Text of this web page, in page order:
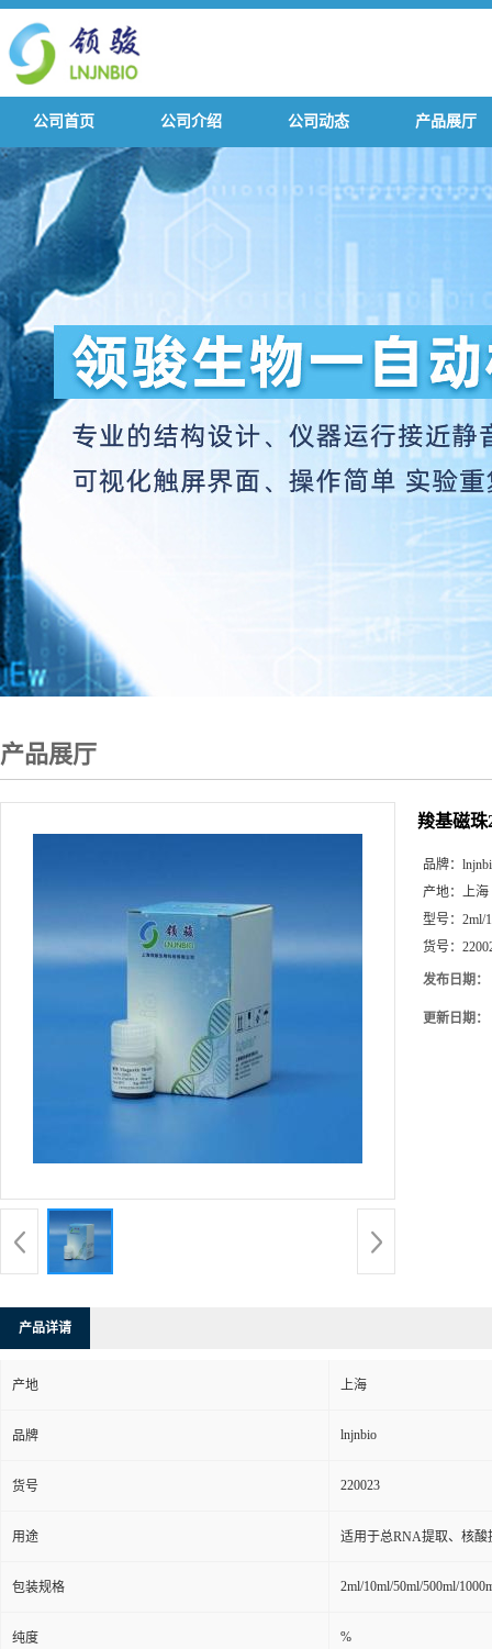
公司首页 公司介绍 公司动态 产品展厅
产品展厅
羧基磁珠
品牌：
产地： 上海
型号： 2ml/
货号：
发布日期：
更新日期：
产品详请
产地 上海
品牌 lnjnbio
货号 220023
用途 适用于总RNA提取、核
包装规格 2ml/10ml/50ml/500ml/
纯度 %